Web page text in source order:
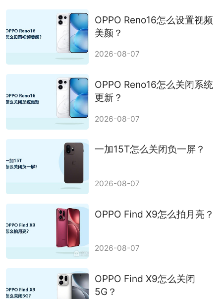
OPPO Reno16怎么设置视频
美颜？
2026-08-07
OPPO Reno16怎么关闭系统
更新？
2026-08-07
一加15T怎么关闭负一屏？
2026-08-07
OPPO Find X9怎么拍月亮？
2026-08-07
OPPO Find X9怎么关闭
5G？